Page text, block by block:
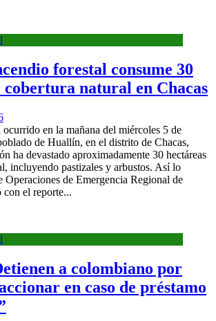
forestal consume 30
cobertura natural en Chacas
en la mañana del miércoles 5 de
de Huallín, en el distrito de Chacas,
ha devastado aproximadamente 30 hectáreas
incluyendo pastizales y arbustos. Así lo
de Emergencia Regional de
con el reporte...
a colombiano por
en caso de préstamo